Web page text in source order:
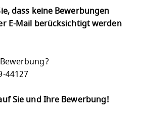
dass keine Bewerbungen
E-Mail berücksichtigt werden
44127
Sie und Ihre Bewerbung!